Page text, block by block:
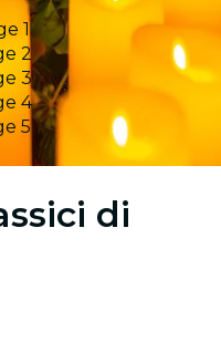
1
2
3
4
5
di